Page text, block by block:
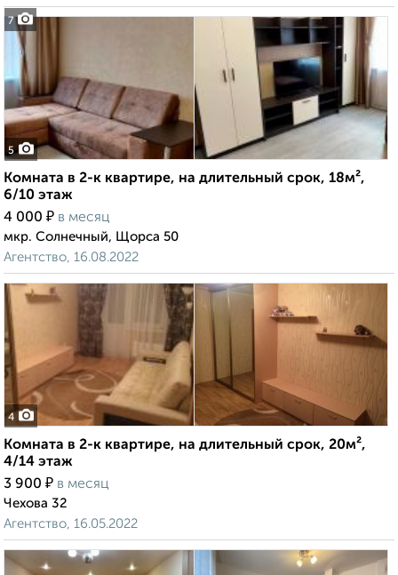
7
5
Комната в 2-к квартире, на длительный срок, 18м²,
6/10 этаж
4 000 ₽ в месяц
мкр. Солнечный, Щорса 50
Агентство, 16.08.2022
4
Комната в 2-к квартире, на длительный срок, 20м²,
4/14 этаж
3 900 ₽ в месяц
Чехова 32
Агентство, 16.05.2022